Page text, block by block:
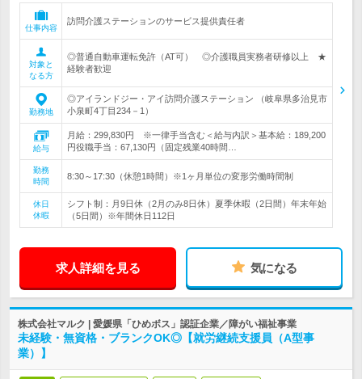
仕事内容
訪問介護ステーションのサービス提供責任者
対象と
なる方
◎普通自動車運転免許（AT可） ◎介護職員実務者研修以上 ★
経験者歓迎
勤務地
◎アイランドジー・アイ訪問介護ステーション （岐阜県多治見市
小泉町4丁目234－1）
給与
月給：299,830円 ※一律手当含む＜給与内訳＞基本給：189,200
円役職手当：67,130円（固定残業40時間…
勤務
時間
8:30～17:30（休憩1時間）※1ヶ月単位の変形労働時間制
休日
休暇
シフト制：月9日休（2月のみ8日休）夏季休暇（2日間）年末年始
（5日間）※年間休日112日
求人詳細を見る 気になる
株式会社マルク | 愛媛県「ひめボス」認証企業／障がい福祉事業
未経験・無資格・ブランクOK◎【就労継続支援員（A型事
業）】